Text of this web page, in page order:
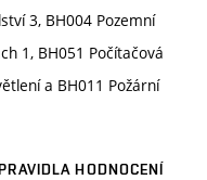
3, BH004 Pozemní
1, BH051 Počítačová
a BH011 Požární
HODNOCENÍ